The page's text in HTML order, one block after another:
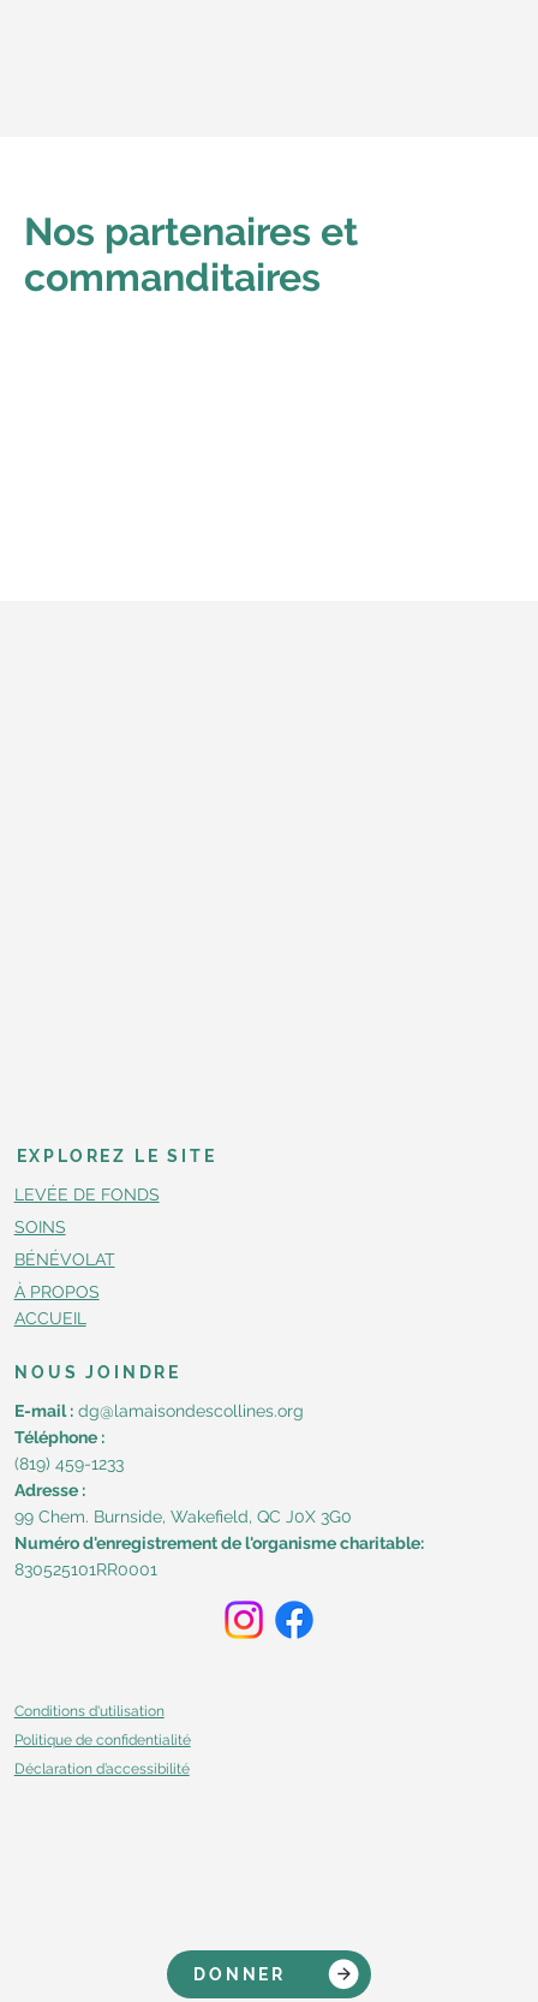
Nos partenaires et
commanditaires
EXPLOREZ LE SITE
LEVÉE DE FONDS
SOINS
BÉNÉVOLAT
À PROPOS
ACCUEIL
NOUS JOINDRE
E-mail : dg@lamaisondescollines.org
Téléphone :
(819) 459-1233
Adresse :
99 Chem. Burnside, Wakefield, QC J0X 3G0​
Numéro d'enregistrement de l'organisme charitable:
830525101RR0001
Conditions d'utilisation
Politique de confidentialité
Déclaration d’accessibilité
DONNER